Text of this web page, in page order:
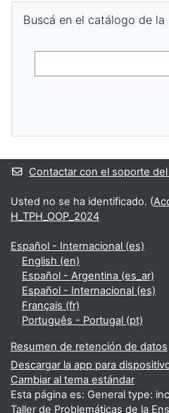
Buscá en el catálogo de la
Contactar con el soporte
Usted no se ha identificado. (
H_TPH_OOP_2024
Español - Internacional ‎(es)‎
English ‎(en)‎
Español - Argentina ‎(es_ar)‎
Español - Internacional ‎(es)‎
Français ‎(fr)‎
Português - Portugal ‎(pt)‎
Resumen de retención de datos
Descargar la app para
Cambiar al tema estándar
Esta página es: General type:
Taller de Problemáticas de la